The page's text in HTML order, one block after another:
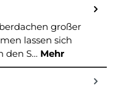
großer
lassen sich
den S… Mehr